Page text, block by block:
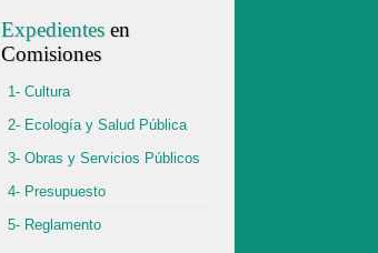
Expedientesen
Comisiones
1- Cultura
2- Ecología y Salud Pública
3- Obras y Servicios Públicos
4- Presupuesto
5- Reglamento